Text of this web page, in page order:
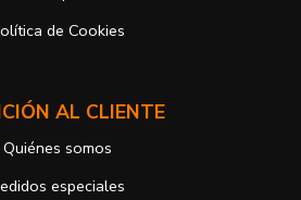
sobre la política de privacidad de
en el siguiente enlace:
de Cookies
AL CLIENTE
Quiénes somos
especiales